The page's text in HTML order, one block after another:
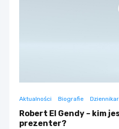
Aktualności Biografie
Robert El Gendy – kim
prezenter?